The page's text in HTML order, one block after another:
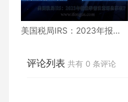
美国税局IRS：2023年报税
评论列表 共有 0 条评论